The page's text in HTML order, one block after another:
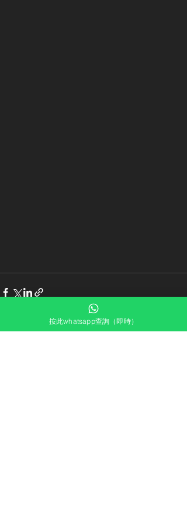
按此whatsapp查詢（即時）